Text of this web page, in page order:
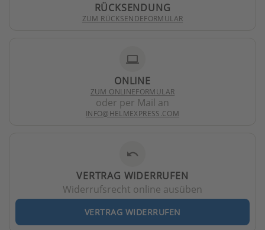
RÜCKSENDUNG
ZUM RÜCKSENDEFORMULAR
laptop
ONLINE
ZUM ONLINEFORMULAR
oder per Mail an
INFO@HELMEXPRESS.COM
undo
VERTRAG WIDERRUFEN
Widerrufsrecht online ausüben
VERTRAG WIDERRUFEN